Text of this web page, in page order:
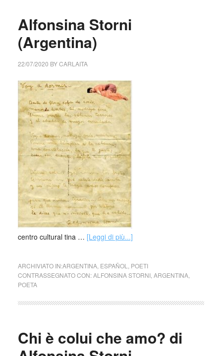
Alfonsina Storni
(Argentina)
22/07/2020 BYCARLAITA
centro cultural tina … [Leggi di più...]
ARCHIVIATO IN:ARGENTINA, ESPAÑOL
POETI
CONTRASSEGNATO CON:ALFONSINA STORNI, ARGENTINA,
POETA
Chi è colui che amo? di